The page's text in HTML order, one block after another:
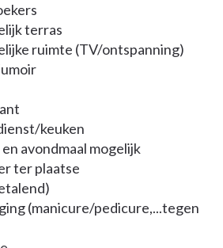
zijn steeds dichtbij: op maat,
beschikbaar.
hebt, kan je in je
wonen.
groepswoning jouw welzijn
niet ver te verhuizen. Je blijft
en blijft dezelfde vertrouwde
terras
ruimte (TV/ontspanning)
keuken
avondmaal mogelijk
ter plaatse
(manicure/pedicure,...tegen